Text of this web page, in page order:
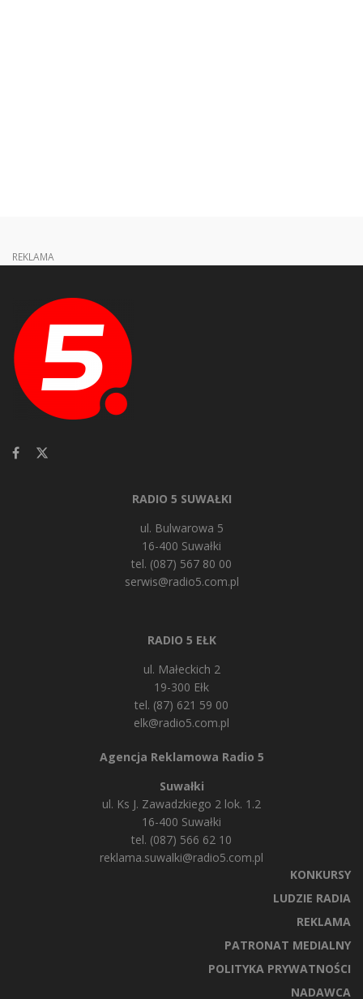
REKLAMA
RADIO 5 SUWAŁKI
ul. Bulwarowa 5
16-400 Suwałki
tel. (087) 567 80 00
serwis@radio5.com.pl
RADIO 5 EŁK
ul. Małeckich 2
19-300 Ełk
tel. (87) 621 59 00
elk@radio5.com.pl
Agencja Reklamowa Radio 5
Suwałki
ul. Ks J. Zawadzkiego 2 lok. 1.2
16-400 Suwałki
tel. (087) 566 62 10
reklama.suwalki@radio5.com.pl
KONKURSY
LUDZIE RADIA
REKLAMA
PATRONAT MEDIALNY
POLITYKA PRYWATNOŚCI
NADAWCA